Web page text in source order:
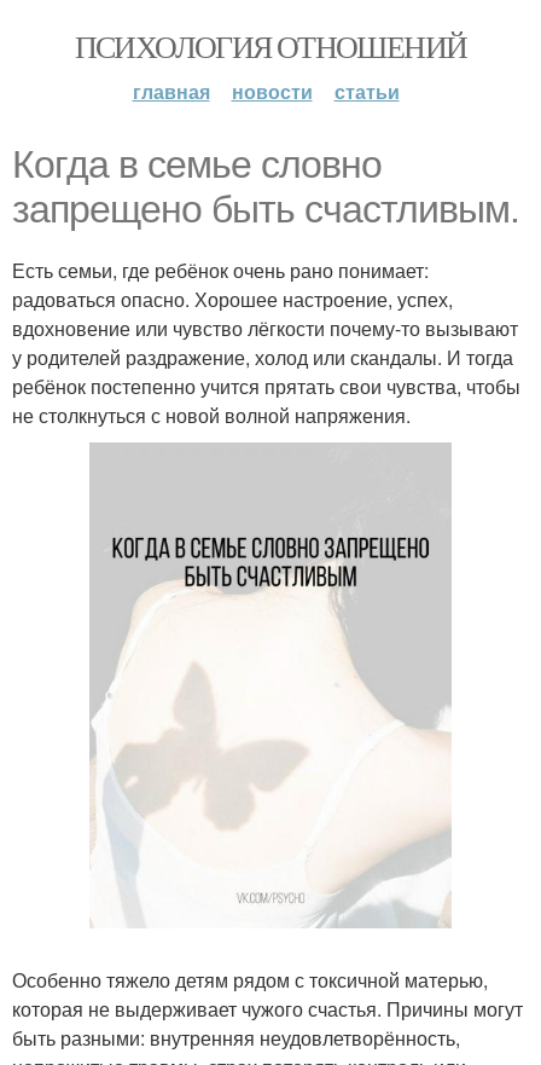
ПСИХОЛОГИЯ ОТНОШЕНИЙ
главная новости статьи
Когда в семье словно
запрещено быть счастливым.
Есть семьи, где ребёнок очень рано понимает:
радоваться опасно. Хорошее настроение, успех,
вдохновение или чувство лёгкости почему-то вызывают
у родителей раздражение, холод или скандалы. И тогда
ребёнок постепенно учится прятать свои чувства, чтобы
не столкнуться с новой волной напряжения.
Особенно тяжело детям рядом с токсичной матерью,
которая не выдерживает чужого счастья. Причины могут
быть разными: внутренняя неудовлетворённость,